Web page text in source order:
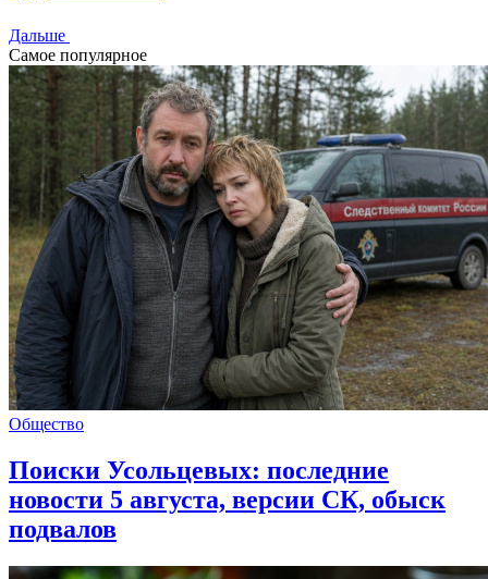
Дальше
Самое популярное
Общество
Поиски Усольцевых: последние
новости 5 августа, версии СК, обыск
подвалов